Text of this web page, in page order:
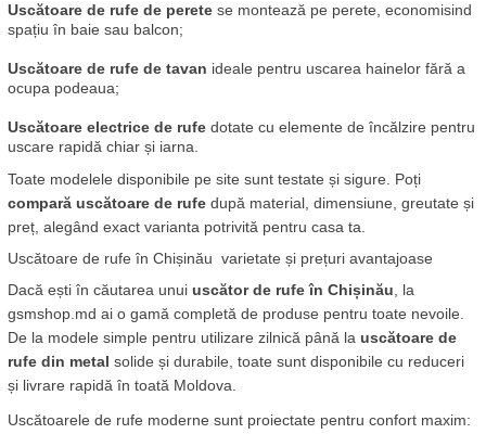
Uscătoare de rufe de perete se montează pe perete, economisind
spațiu în baie sau balcon;
Uscătoare de rufe de tavan ideale pentru uscarea hainelor fără a
ocupa podeaua;
Uscătoare electrice de rufe dotate cu elemente de încălzire pentru
uscare rapidă chiar și iarna.
compară uscătoare de rufe după material, dimensiune, greutate și
preț, alegând exact varianta potrivită pentru casa ta.
Uscătoare de rufe în Chișinău  varietate și prețuri avantajoase
Dacă ești în căutarea unui uscător de rufe în Chișinău , la
gsmshop.md ai o gamă completă de produse pentru toate nevoile.
De la modele simple pentru utilizare zilnică până la uscătoare de
rufe din metal solide și durabile, toate sunt disponibile cu reduceri
și livrare rapidă în toată Moldova.
Uscătoarele de rufe moderne sunt proiectate pentru confort maxim: